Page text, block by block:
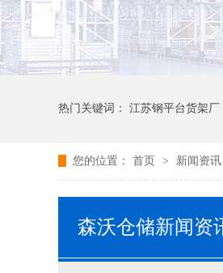
热门关键词： 江苏钢平台货架厂
您的位置： 首页 > 新闻资讯
森沃仓储新闻资